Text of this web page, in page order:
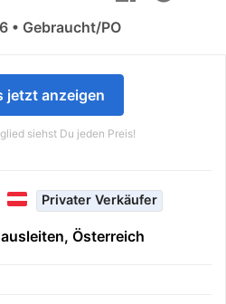
jetzt anzeigen
siehst Du jeden Preis!
Privater Verkäufer
Österreich
• Gebraucht/PO